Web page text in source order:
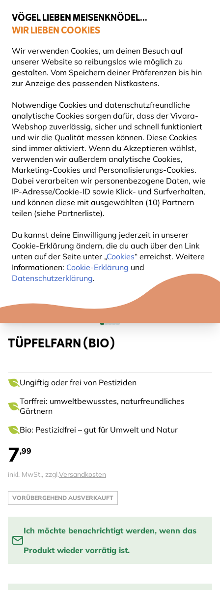
VÖGEL LIEBEN MEISENKNÖDEL...
WIR LIEBEN COOKIES
Wir verwenden Cookies, um deinen Besuch auf
unserer Website so reibungslos wie möglich zu
gestalten. Vom Speichern deiner Präferenzen bis hin
zur Anzeige des passenden Nistkastens.
Notwendige Cookies und datenschutzfreundliche
analytische Cookies sorgen dafür, dass der Vivara-
Webshop zuverlässig, sicher und schnell funktioniert
und wir die Qualität messen können. Diese Cookies
sind immer aktiviert. Wenn du Akzeptieren wählst,
verwenden wir außerdem analytische Cookies,
Marketing-Cookies und Personalisierungs-Cookies.
Dabei verarbeiten wir personenbezogene Daten, wie
IP-Adresse/Cookie-ID sowie Klick- und Surfverhalten,
und können diese mit ausgewählten (10) Partnern
teilen (siehe Partnerliste).
Du kannst deine Einwilligung jederzeit in unserer
Cookie-Erklärung ändern, die du auch über den Link
unten auf der Seite unter „Cookies“ erreichst. Weitere
Informationen: Cookie-Erklärung und
Datenschutzerklärung.
Top-bewertet in 11 Ländern
Gratis Versand ab 49 €
Pflanzen Bio-Pflanzen
TÜPFELFARN (BIO)
Ungiftig oder frei von Pestiziden
Torffrei: umweltbewusstes, naturfreundliches
Gärtnern
Bio: Pestizidfrei – gut für Umwelt und Natur
7,99
inkl. MwSt., zzgl.Versandkosten
VORÜBERGEHEND AUSVERKAUFT
Ich möchte benachrichtigt werden, wenn das
Produkt wieder vorrätig ist.